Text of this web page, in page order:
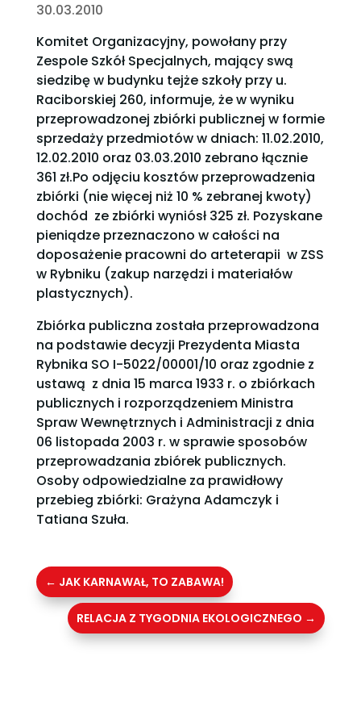
30.03.2010
Komitet Organizacyjny, powołany przy
Zespole Szkół Specjalnych, mający swą
siedzibę w budynku tejże szkoły przy u.
Raciborskiej 260, informuje, że w wyniku
przeprowadzonej zbiórki publicznej w formie
sprzedaży przedmiotów w dniach: 11.02.2010,
12.02.2010 oraz 03.03.2010 zebrano łącznie
361 zł.Po odjęciu kosztów przeprowadzenia
zbiórki (nie więcej niż 10 % zebranej kwoty)
dochód ze zbiórki wyniósł 325 zł. Pozyskane
pieniądze przeznaczono w całości na
doposażenie pracowni do arteterapii w ZSS
w Rybniku (zakup narzędzi i materiałów
plastycznych).
Zbiórka publiczna została przeprowadzona
na podstawie decyzji Prezydenta Miasta
Rybnika SO I-5022/00001/10 oraz zgodnie z
ustawą z dnia 15 marca 1933 r. o zbiórkach
publicznych i rozporządzeniem Ministra
Spraw Wewnętrznych i Administracji z dnia
06 listopada 2003 r. w sprawie sposobów
przeprowadzania zbiórek publicznych.
Osoby odpowiedzialne za prawidłowy
przebieg zbiórki: Grażyna Adamczyk i
Tatiana Szuła.
← JAK KARNAWAŁ, TO ZABAWA!
RELACJA Z TYGODNIA EKOLOGICZNEGO →